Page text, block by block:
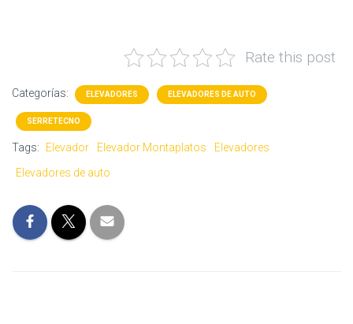
Rate this post
Categorías: ELEVADORES ELEVADORES DE AUTO
SERRETECNO
Tags: Elevador Elevador Montaplatos
Elevadores
Elevadores de auto